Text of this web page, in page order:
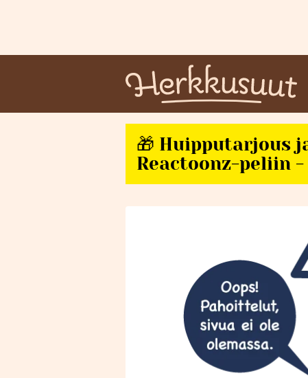
🎁 Huipputarjous
Reactoonz-peliin